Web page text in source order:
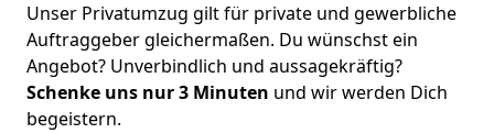
Unser Privatumzug gilt für private und gewerbliche
Auftraggeber gleichermaßen. Du wünschst ein
Angebot? Unverbindlich und aussagekräftig?
Schenke uns nur 3 Minuten und wir werden Dich
begeistern.